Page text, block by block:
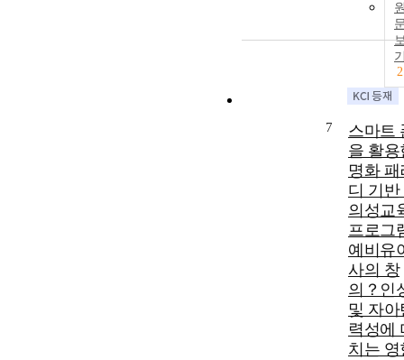
2
7
스마트
을 활용
명화 패
디 기반
의성교
프로그
예비유
사의 창
의？인
및 자아
력성에
치는 영